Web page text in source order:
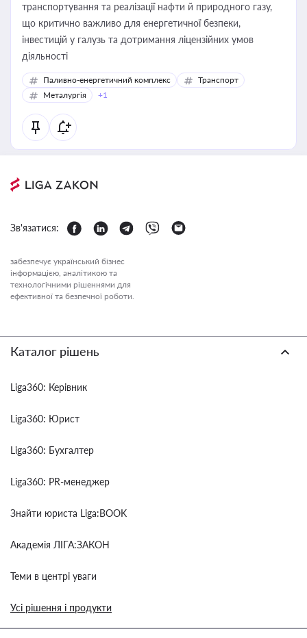
транспортування та реалізації нафти й природного газу,
що критично важливо для енергетичної безпеки,
інвестицій у галузь та дотримання ліцензійних умов
діяльності
Паливно-енергетичний комплекс
Транспорт
Металургія
+1
Зв'язатися:
забезпечує український бізнес
інформацією, аналітикою та
технологічними рішеннями для
ефективної та безпечної роботи.
Каталог рішень
Liga360: Керівник
Liga360: Юрист
Liga360: Бухгалтер
Liga360: PR-менеджер
Знайти юриста Liga:BOOK
Академія ЛІГА:ЗАКОН
Теми в центрі уваги
Усі рішення і продукти